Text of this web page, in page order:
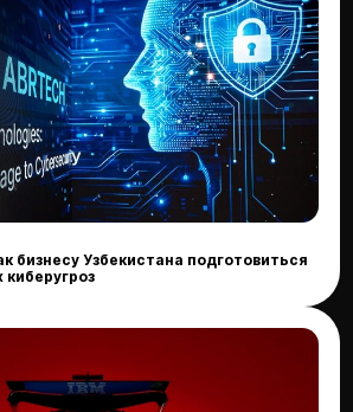
бизнесу Узбекистана подготовиться
киберугроз